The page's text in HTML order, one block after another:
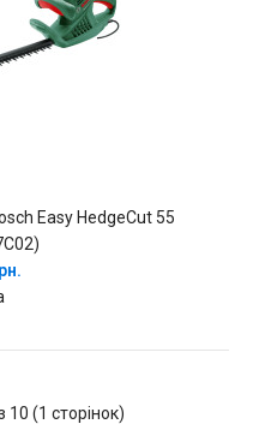
Easy HedgeCut 55
10 (1 сторінок)